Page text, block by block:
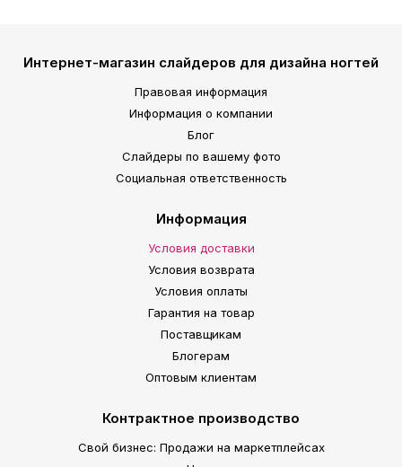
Интернет-магазин слайдеров для дизайна ногтей
Правовая информация
Информация о компании
Блог
Слайдеры по вашему фото
Социальная ответственность
Информация
Условия доставки
Условия возврата
Условия оплаты
Гарантия на товар
Поставщикам
Блогерам
Оптовым клиентам
Контрактное производство
Свой бизнес: Продажи на маркетплейсах